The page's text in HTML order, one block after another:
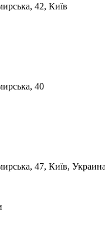
42, Київ
40
47, Київ,